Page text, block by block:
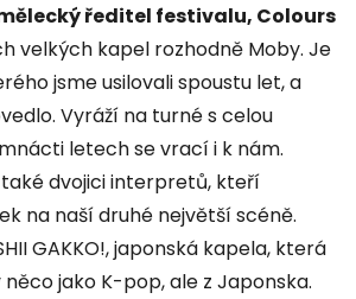
ředitel festivalu, Colours
velkých kapel rozhodně Moby. Je
jsme usilovali spoustu let, a
Vyráží na turné s celou
letech se vrací i k nám.
dvojici interpretů, kteří
na naší druhé největší scéně.
GAKKO!, japonská kapela, která
jako K-pop, ale z Japonska.